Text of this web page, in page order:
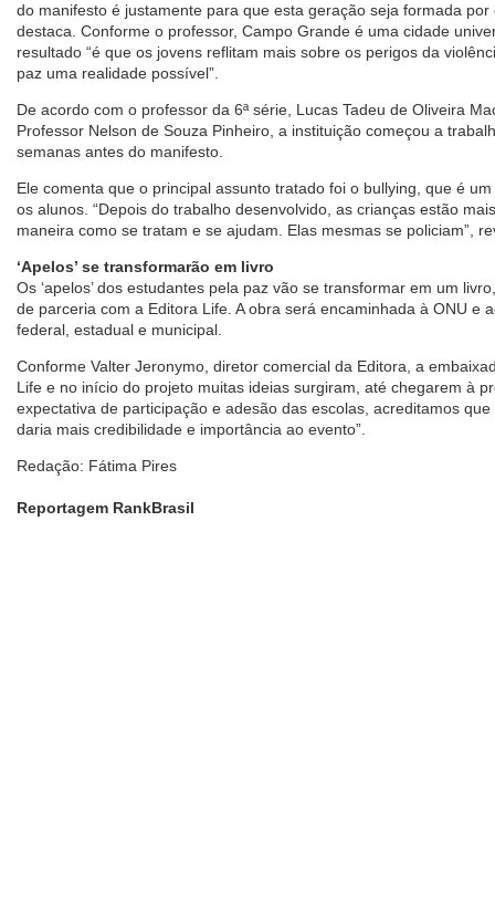
do manifesto é justamente para que esta geração seja formada por
destaca. Conforme o professor, Campo Grande é uma cidade
resultado “é que os jovens reflitam mais sobre os perigos da
paz uma realidade possível”.
De acordo com o professor da 6ª série, Lucas Tadeu de Oliveira
Professor Nelson de Souza Pinheiro, a instituição começou a
semanas antes do manifesto.
Ele comenta que o principal assunto tratado foi o bullying, que é
os alunos. “Depois do trabalho desenvolvido, as crianças estão
maneira como se tratam e se ajudam. Elas mesmas se policiam”,
‘Apelos’ se transformarão em livro
Os ‘apelos’ dos estudantes pela paz vão se transformar em um
de parceria com a Editora Life. A obra será encaminhada à ONU e
federal, estadual e municipal.
Conforme Valter Jeronymo, diretor comercial da Editora, a
Life e no início do projeto muitas ideias surgiram, até chegarem à
expectativa de participação e adesão das escolas, acreditamos
daria mais credibilidade e importância ao evento”.
Redação: Fátima Pires
Reportagem RankBrasil